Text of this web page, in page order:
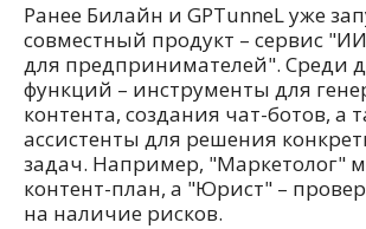
Ранее Билайн и GPTunneL уже
совместный продукт – сервис
для предпринимателей". Среди
функций – инструменты для
контента, создания чат-ботов, а
ассистенты для решения
задач. Например, "Маркетолог"
контент-план, а "Юрист" –
на наличие рисков.